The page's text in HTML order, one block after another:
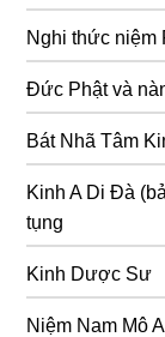
Nghi thức niệm
Đức Phật và
Bát Nhã Tâm
Kinh A Di Đà
tụng
Kinh Dược Sư
Niệm Nam Mô